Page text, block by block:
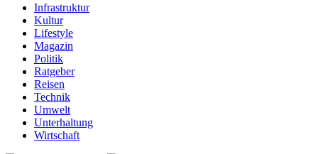
Infrastruktur
Kultur
Lifestyle
Magazin
Politik
Ratgeber
Reisen
Technik
Umwelt
Unterhaltung
Wirtschaft